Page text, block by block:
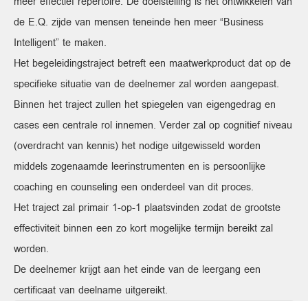
de E.Q. zijde van mensen teneinde hen meer “Business
Intelligent” te maken.
Het begeleidingstraject betreft een maatwerkproduct dat op de
specifieke situatie van de deelnemer zal worden aangepast.
Binnen het traject zullen het spiegelen van eigengedrag en
cases een centrale rol innemen. Verder zal op cognitief niveau
(overdracht van kennis) het nodige uitgewisseld worden
middels zogenaamde leerinstrumenten en is persoonlijke
coaching en counseling een onderdeel van dit proces.
Het traject zal primair 1-op-1 plaatsvinden zodat de grootste
effectiviteit binnen een zo kort mogelijke termijn bereikt zal
worden.
De deelnemer krijgt aan het einde van de leergang een
certificaat van deelname uitgereikt.